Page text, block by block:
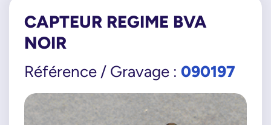
CAPTEUR REGIME BVA
NOIR
Référence / Gravage : 090197